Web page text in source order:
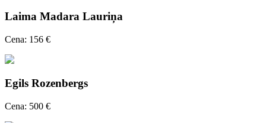
Laima Madara Lauriņa
Cena: 156 €
Egils Rozenbergs
Cena: 500 €